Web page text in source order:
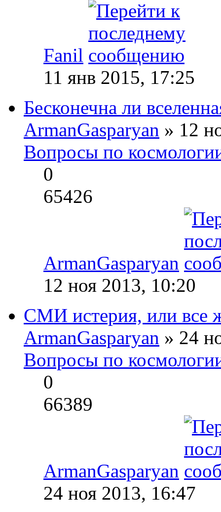
Fanil
11 янв 2015, 17:25
Бесконечна ли
ArmanGasparyan » 12
Вопросы по
0
65426
ArmanGasparyan
12 ноя 2013, 10:20
СМИ истерия, или все
ArmanGasparyan » 24
Вопросы по
0
66389
ArmanGasparyan
24 ноя 2013, 16:47